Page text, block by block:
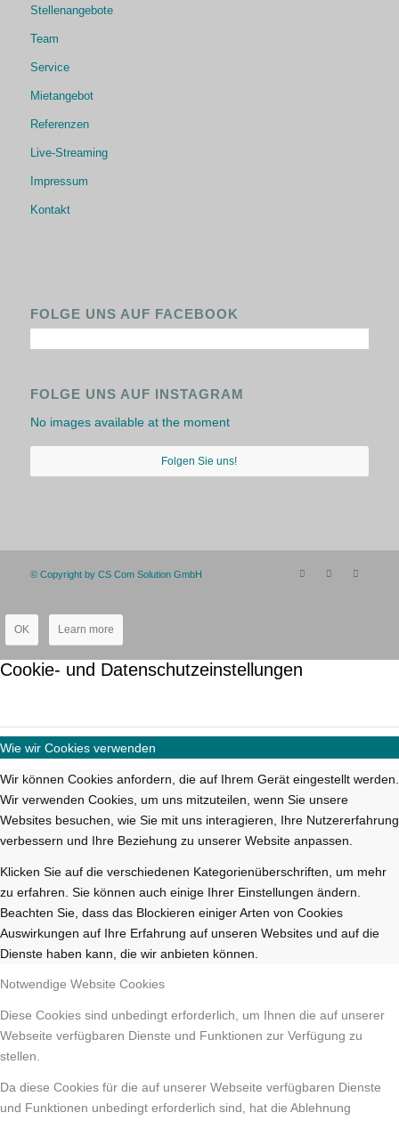
Stellenangebote
Team
Service
Mietangebot
Referenzen
Live-Streaming
Impressum
Kontakt
FOLGE UNS AUF FACEBOOK
FOLGE UNS AUF INSTAGRAM
No images available at the moment
Folgen Sie uns!
© Copyright by CS Com Solution GmbH
OK Learn more
Cookie- und Datenschutzeinstellungen
Wie wir Cookies verwenden
Wir können Cookies anfordern, die auf Ihrem Gerät eingestellt werden.
Wir verwenden Cookies, um uns mitzuteilen, wenn Sie unsere
Websites besuchen, wie Sie mit uns interagieren, Ihre Nutzererfahrung
verbessern und Ihre Beziehung zu unserer Website anpassen.
Klicken Sie auf die verschiedenen Kategorienüberschriften, um mehr
zu erfahren. Sie können auch einige Ihrer Einstellungen ändern.
Beachten Sie, dass das Blockieren einiger Arten von Cookies
Auswirkungen auf Ihre Erfahrung auf unseren Websites und auf die
Dienste haben kann, die wir anbieten können.
Notwendige Website Cookies
Diese Cookies sind unbedingt erforderlich, um Ihnen die auf unserer
Webseite verfügbaren Dienste und Funktionen zur Verfügung zu
stellen.
Da diese Cookies für die auf unserer Webseite verfügbaren Dienste
und Funktionen unbedingt erforderlich sind, hat die Ablehnung